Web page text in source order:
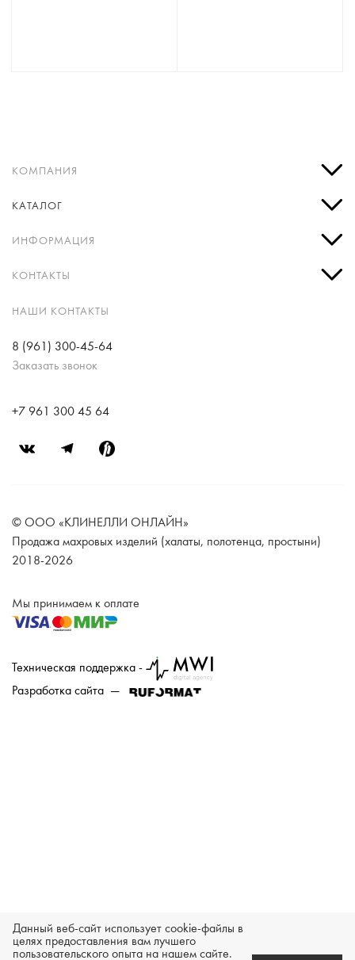
КОМПАНИЯ
КАТАЛОГ
ИНФОРМАЦИЯ
КОНТАКТЫ
НАШИ КОНТАКТЫ
8 (961) 300-45-64
Заказать звонок
+7 961 300 45 64
© ООО «КЛИНЕЛЛИ ОНЛАЙН»
Продажа махровых изделий (халаты, полотенца, простыни)
2018-2026
Мы принимаем к оплате
Техническая поддержка -
Разработка сайта —
Данный веб-сайт использует cookie-файлы в
целях предоставления вам лучшего
пользовательского опыта на нашем сайте.